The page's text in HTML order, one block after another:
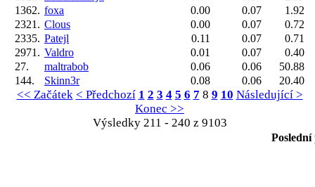
1362. foxa 0.00 0.07
1.92
2321. Clous 0.00 0.07
0.72
2335. Patejl 0.11 0.07
0.71
2971. Valdro 0.01 0.07
0.40
27.
maltrabob 0.06 0.06
50.88
144.
Skinn3r 0.08 0.06 20.40
<< Začátek < Předchozí 1 2 3 4 5 6 7 8 9 10 Následující >
Konec >>
Výsledky 211 - 240 z 9103